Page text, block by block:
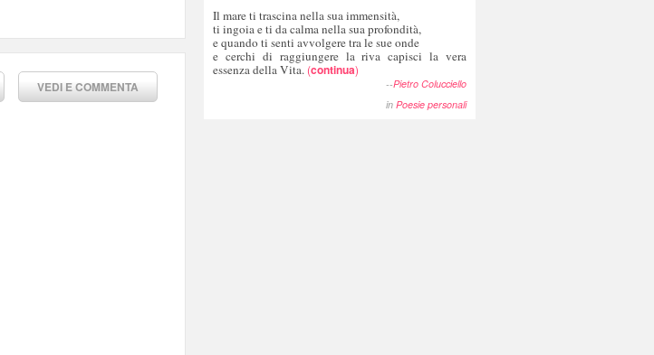
VEDI E COMMENTA
Il mare ti trascina nella sua immensità,
ti ingoia e ti da calma nella sua profondità,
e quando ti senti avvolgere tra le sue onde
e cerchi di raggiungere la riva capisci la vera
essenza della Vita. (continua)
--Pietro Colucciello
in Poesie personali